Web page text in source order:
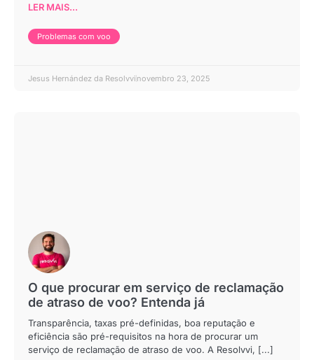
LER MAIS...
Problemas com voo
Jesus Hernández da Resolvvi novembro 23, 2025
O que procurar em serviço de reclamação
de atraso de voo? Entenda já
Transparência, taxas pré-definidas, boa reputação e
eficiência são pré-requisitos na hora de procurar um
serviço de reclamação de atraso de voo. A Resolvvi, [...]